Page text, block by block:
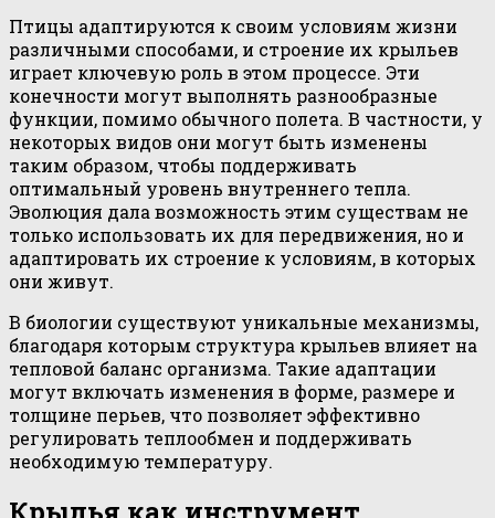
Птицы адаптируются к своим условиям жизни
различными способами, и строение их крыльев
играет ключевую роль в этом процессе. Эти
конечности могут выполнять разнообразные
функции, помимо обычного полета. В частности, у
некоторых видов они могут быть изменены
таким образом, чтобы поддерживать
оптимальный уровень внутреннего тепла.
Эволюция дала возможность этим существам не
только использовать их для передвижения, но и
адаптировать их строение к условиям, в которых
они живут.
В биологии существуют уникальные механизмы,
благодаря которым структура крыльев влияет на
тепловой баланс организма. Такие адаптации
могут включать изменения в форме, размере и
толщине перьев, что позволяет эффективно
регулировать теплообмен и поддерживать
необходимую температуру.